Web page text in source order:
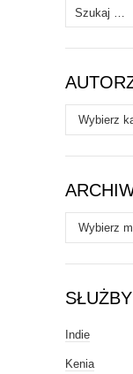
Szukaj:
Autorzy
/
Tematy
Archiwa
Indie
Kenia